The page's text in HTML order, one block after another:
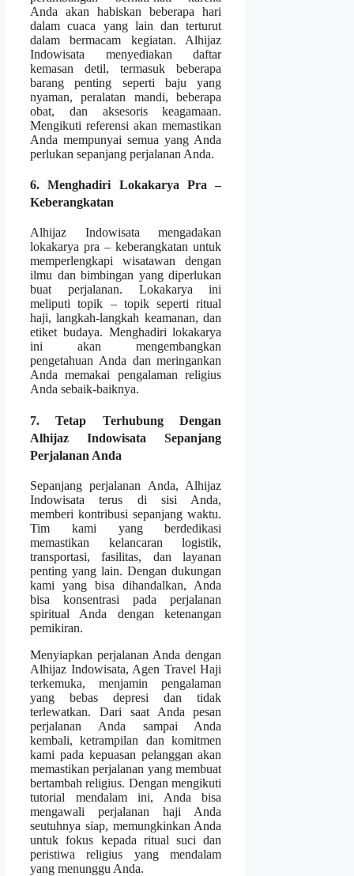
Anda akan habiskan beberapa hari
dalam cuaca yang lain dan terturut
dalam bermacam kegiatan. Alhijaz
Indowisata menyediakan daftar
kemasan detil, termasuk beberapa
barang penting seperti baju yang
nyaman, peralatan mandi, beberapa
obat, dan aksesoris keagamaan.
Mengikuti referensi akan memastikan
Anda mempunyai semua yang Anda
perlukan sepanjang perjalanan Anda.
6. Menghadiri Lokakarya Pra –
Keberangkatan
Alhijaz Indowisata mengadakan
lokakarya pra – keberangkatan untuk
memperlengkapi wisatawan dengan
ilmu dan bimbingan yang diperlukan
buat perjalanan. Lokakarya ini
meliputi topik – topik seperti ritual
haji, langkah-langkah keamanan, dan
etiket budaya. Menghadiri lokakarya
ini akan mengembangkan
pengetahuan Anda dan meringankan
Anda memakai pengalaman religius
Anda sebaik-baiknya.
7. Tetap Terhubung Dengan
Alhijaz Indowisata Sepanjang
Perjalanan Anda
Sepanjang perjalanan Anda, Alhijaz
Indowisata terus di sisi Anda,
memberi kontribusi sepanjang waktu.
Tim kami yang berdedikasi
memastikan kelancaran logistik,
transportasi, fasilitas, dan layanan
penting yang lain. Dengan dukungan
kami yang bisa dihandalkan, Anda
bisa konsentrasi pada perjalanan
spiritual Anda dengan ketenangan
pemikiran.
Menyiapkan perjalanan Anda dengan
Alhijaz Indowisata, Agen Travel Haji
terkemuka, menjamin pengalaman
yang bebas depresi dan tidak
terlewatkan. Dari saat Anda pesan
perjalanan Anda sampai Anda
kembali, ketrampilan dan komitmen
kami pada kepuasan pelanggan akan
memastikan perjalanan yang membuat
bertambah religius. Dengan mengikuti
tutorial mendalam ini, Anda bisa
mengawali perjalanan haji Anda
seutuhnya siap, memungkinkan Anda
untuk fokus kepada ritual suci dan
peristiwa religius yang mendalam
yang menunggu Anda.